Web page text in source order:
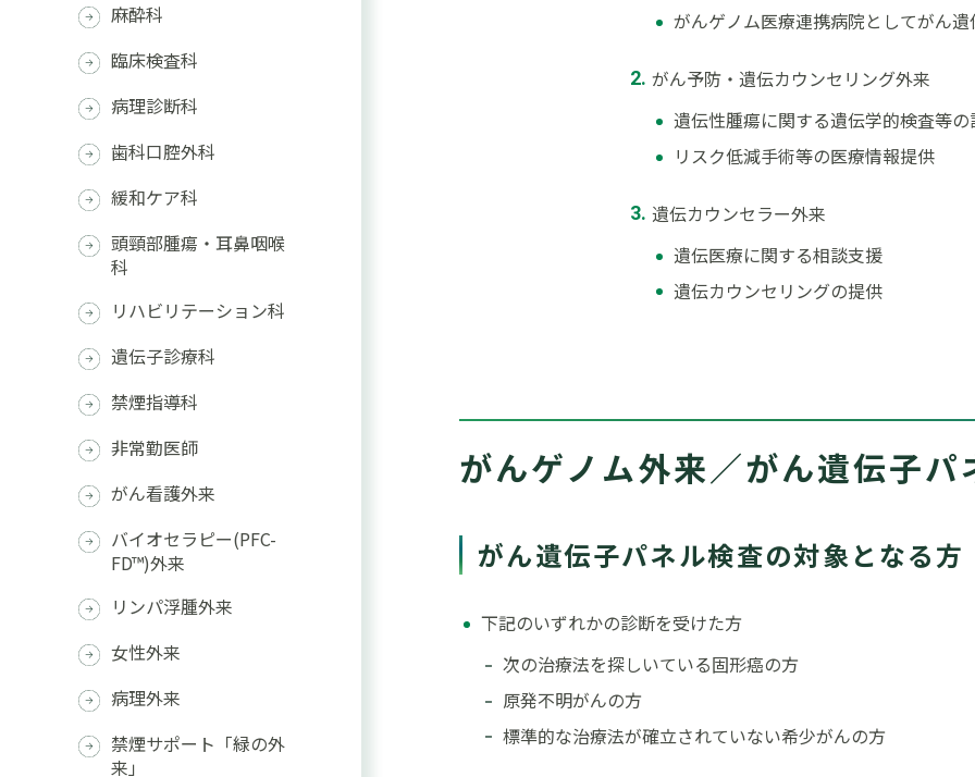
がんゲノム医療連携病院としてがん
がん予防・遺伝カウンセリング外来
遺伝性腫瘍に関する遺伝学的検査等
リスク低減手術等の医療情報提供
遺伝カウンセラー外来
遺伝医療に関する相談支援
遺伝カウンセリングの提供
がんゲノム外来／がん遺伝子パ
がん遺伝子パネル検査の対象となる方
下記のいずれかの診断を受けた方
次の治療法を探しいている固形癌の方
原発不明がんの方
標準的な治療法が確立されていない希少がんの方
麻酔科
臨床検査科
病理診断科
歯科口腔外科
緩和ケア科
頭頸部腫瘍・耳鼻咽喉
科
リハビリテーション科
遺伝子診療科
禁煙指導科
非常勤医師
がん看護外来
バイオセラピー(PFC-
FD™)外来
リンパ浮腫外来
女性外来
病理外来
禁煙サポート「緑の外
来」